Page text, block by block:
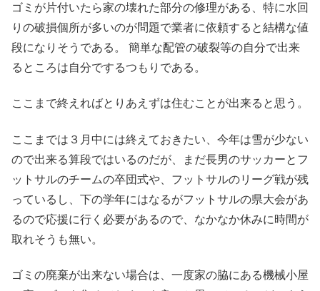
ゴミが片付いたら家の壊れた部分の修理がある、特に水回
りの破損個所が多いのが問題で業者に依頼すると結構な値
段になりそうである。 簡単な配管の破裂等の自分で出来
るところは自分でするつもりである。
ここまで終えればとりあえずは住むことが出来ると思う。
ここまでは３月中には終えておきたい、今年は雪が少ない
ので出来る算段ではいるのだが、まだ長男のサッカーとフ
ットサルのチームの卒団式や、フットサルのリーグ戦が残
っているし、下の学年にはなるがフットサルの県大会があ
るので応援に行く必要があるので、なかなか休みに時間が
取れそうも無い。
ゴミの廃棄が出来ない場合は、一度家の脇にある機械小屋